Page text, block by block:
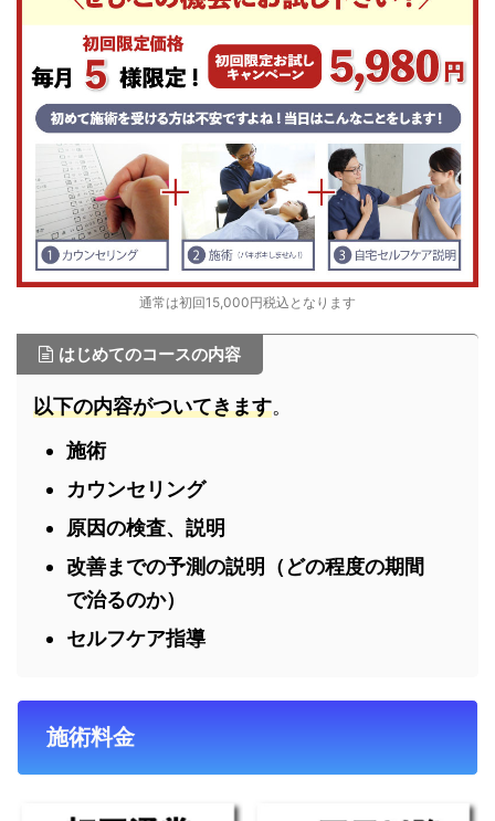
通常は初回15,000円税込となります
はじめてのコースの内容
以下の内容がついてきます。
施術
カウンセリング
原因の検査、説明
改善までの予測の説明（どの程度の期間
で治るのか）
セルフケア指導
施術料金